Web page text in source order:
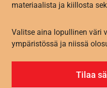
materiaalista ja kiillosta
Valitse aina lopullinen väri
ympäristössä ja niissä
Tilaa